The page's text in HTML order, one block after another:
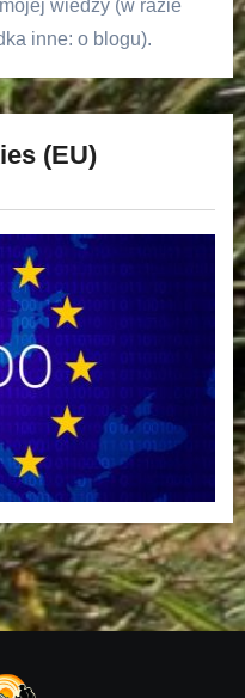
wiedzy (w razie
inne: o blogu).
(EU)